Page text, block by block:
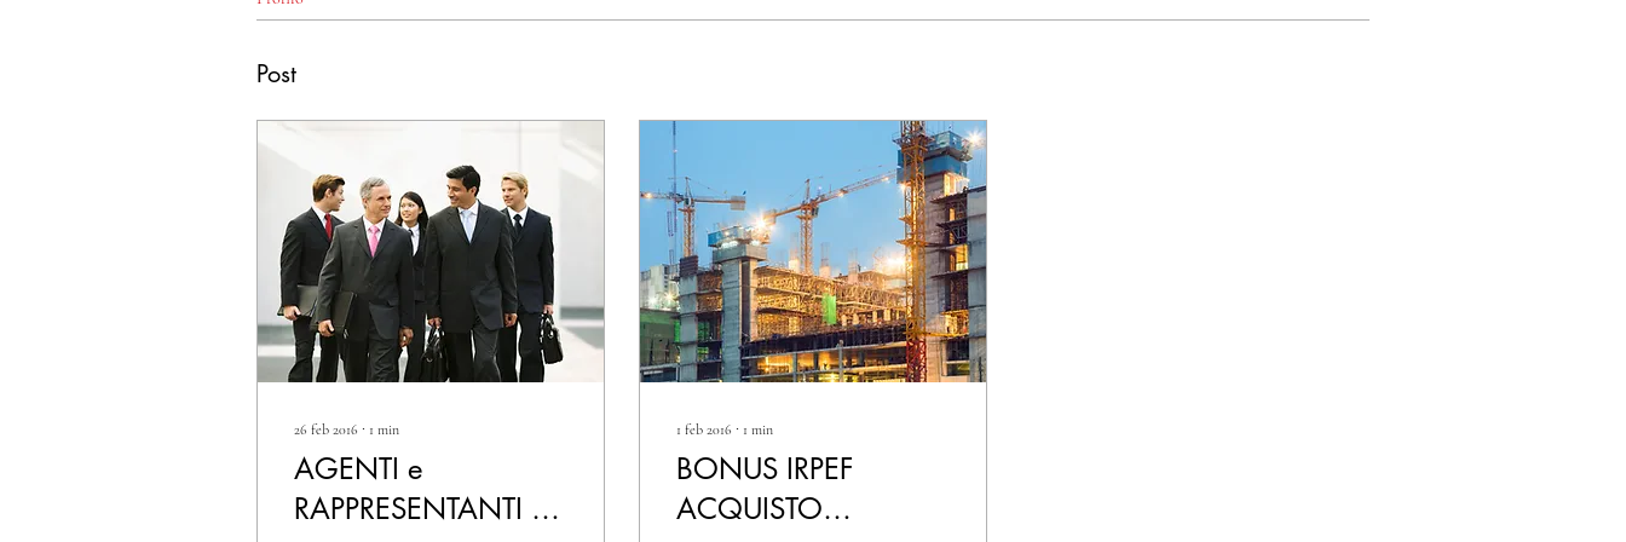
Post
26 feb 2016 ∙ 1 min
AGENTI e
RAPPRESENTANTI DI
1 feb 2016 ∙ 1 min
BONUS IRPEF
ACQUISTO